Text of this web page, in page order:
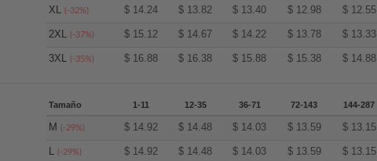
XL(-32%) $ 14.24 $ 13.82 $ 13.40 $ 12.98 $ 12.55
2XL(-37%) $ 15.12 $ 14.67 $ 14.22 $ 13.78 $ 13.33
3XL(-35%) $ 16.88 $ 16.38 $ 15.88 $ 15.38 $ 14.88
Tamaño 1-11 12-35 36-71 72-143 144-287
M(-29%) $ 14.92 $ 14.48 $ 14.03 $ 13.59 $ 13.15
L(-29%) $ 14.92 $ 14.48 $ 14.03 $ 13.59 $ 13.15